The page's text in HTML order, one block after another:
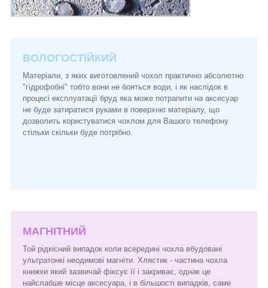
ВОЛОГОСТІЙКИЙ
Матеріали, з яких виготовлений чохол практично абсолютно
"гідрофобні" тобто вони не бояться води, і як наслідок в
процесі експлуатації бруд яка може потрапити на аксесуар
не буде затиратися руками в поверхню матеріалу, що
дозволить користуватися чохлом для Вашого телефону
стільки скільки буде потрібно.
МАГНІТНИЙ
Той рідкісний випадок коли всередині чохла вбудовані
ультратонкі неодимові магніти. Хлястик - частина чохла
книжки який зазвичай фіксує її і закриває, однак це
найслабше місце аксесуара, і в більшості випадків, саме